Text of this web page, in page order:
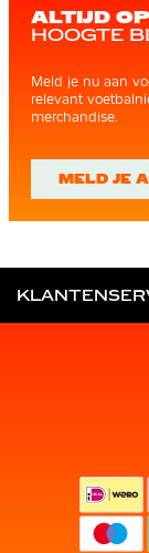
ALTIJD
HOOGTE
Meld je nu aan
relevant
merchandise.
MELD JE